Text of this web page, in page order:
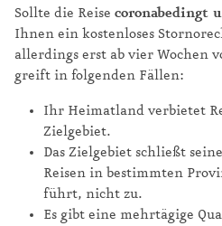
Sollte die Reise coronabedingt
Ihnen ein kostenloses
allerdings erst ab vier Wochen
greift in folgenden Fällen:
Ihr Heimatland verbietet
Zielgebiet.
Das Zielgebiet schließt
Reisen in bestimmten
führt, nicht zu.
Es gibt eine mehrtägige